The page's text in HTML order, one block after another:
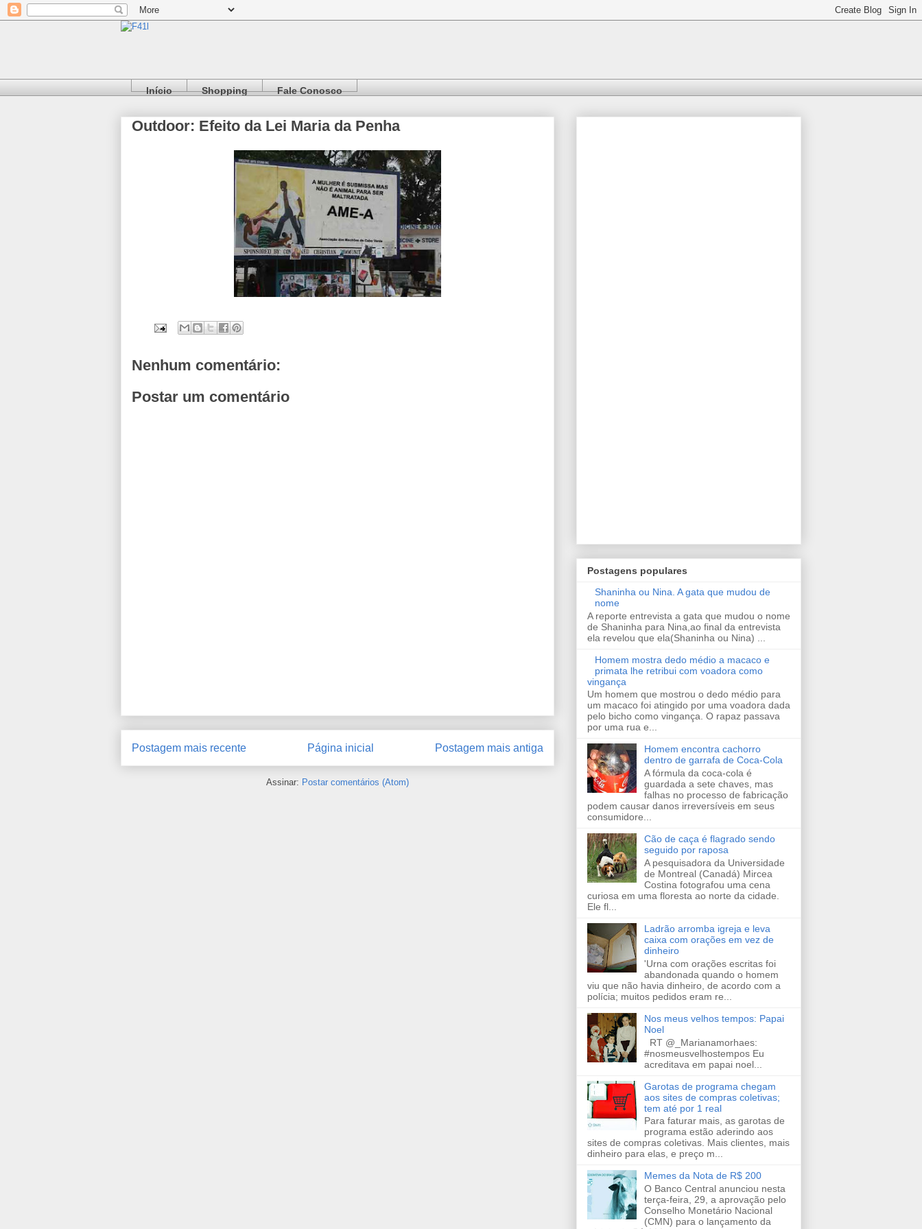
Início Shopping Fale Conosco
Outdoor: Efeito da Lei Maria da Penha
Nenhum comentário:
Postar um comentário
Postagem mais recente Postagem mais antiga
Página inicial
Assinar: Postar comentários (Atom)
Postagens populares
Shaninha ou Nina. A gata que mudou de
nome
A reporte entrevista a gata que mudou o nome
de Shaninha para Nina,ao final da entrevista
ela revelou que ela(Shaninha ou Nina) ...
Homem mostra dedo médio a macaco e
primata lhe retribui com voadora como
vingança
Um homem que mostrou o dedo médio para
um macaco foi atingido por uma voadora dada
pelo bicho como vingança. O rapaz passava
por uma rua e...
Homem encontra cachorro
dentro de garrafa de Coca-Cola
A fórmula da coca-cola é
guardada a sete chaves, mas
falhas no processo de fabricação
podem causar danos irreversíveis em seus
consumidore...
Cão de caça é flagrado sendo
seguido por raposa
A pesquisadora da Universidade
de Montreal (Canadá) Mircea
Costina fotografou uma cena
curiosa em uma floresta ao norte da cidade.
Ele fl...
Ladrão arromba igreja e leva
caixa com orações em vez de
dinheiro
'Urna com orações escritas foi
abandonada quando o homem
viu que não havia dinheiro, de acordo com a
polícia; muitos pedidos eram re...
Nos meus velhos tempos: Papai
Noel
RT @_Marianamorhaes:
#nosmeusvelhostempos Eu
acreditava em papai noel...
Garotas de programa chegam
aos sites de compras coletivas;
tem até por 1 real
Para faturar mais, as garotas de
programa estão aderindo aos
sites de compras coletivas. Mais clientes, mais
dinheiro para elas, e preço m...
Memes da Nota de R$ 200
O Banco Central anunciou nesta
terça-feira, 29, a aprovação pelo
Conselho Monetário Nacional
(CMN) para o lançamento da